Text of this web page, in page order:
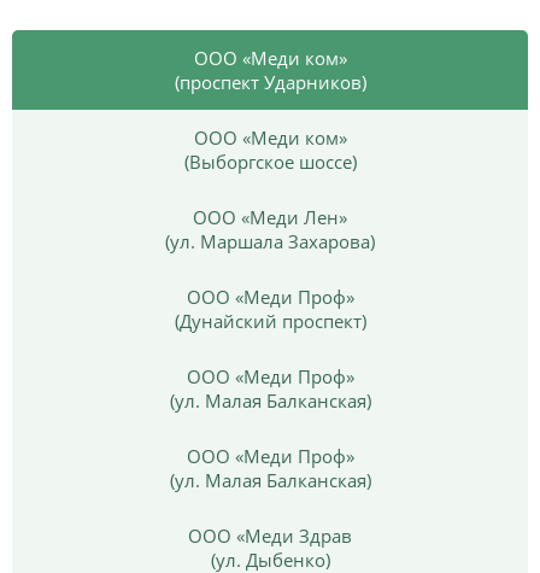
ООО «Меди ком»
(проспект Ударников)
ООО «Меди ком»
(Выборгское шоссе)
ООО «Меди Лен»
(ул. Маршала Захарова)
ООО «Меди Проф»
(Дунайский проспект)
ООО «Меди Проф»
(ул. Малая Балканская)
ООО «Меди Проф»
(ул. Малая Балканская)
ООО «Меди Здрав
(ул. Дыбенко)